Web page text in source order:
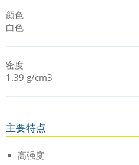
颜色
白色
密度
1.39 g/cm3
主要特点
高强度